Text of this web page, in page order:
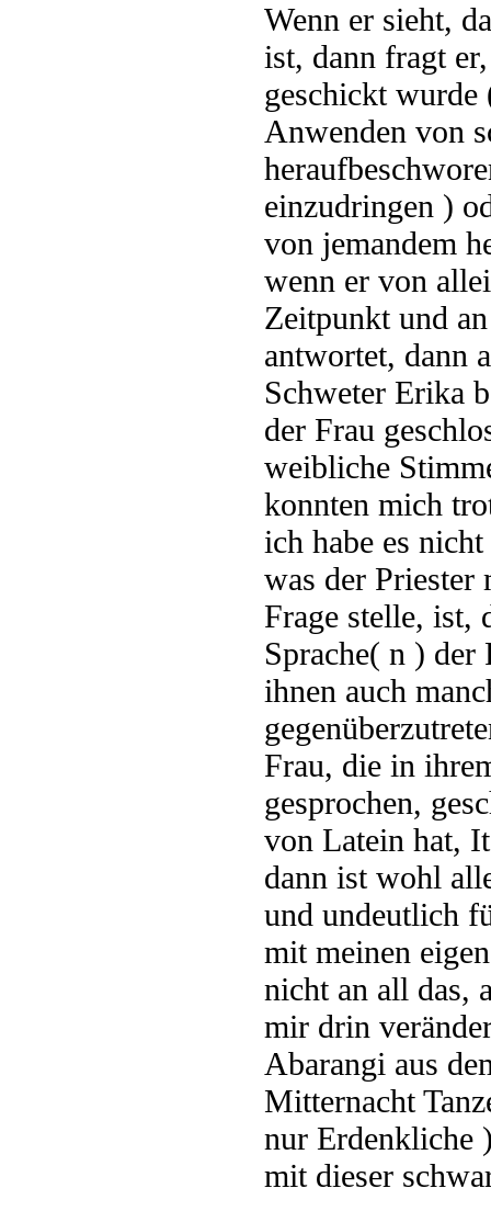
Wenn er sieht,
ist, dann fragt
geschickt wurde
Anwenden von
einzudringen )
von jemandem
wenn er von
Zeitpunkt und
antwortet, dann
Schweter Erika
der Frau
weibliche
konnten mich
ich habe es
was der Priester
Frage stelle, ist,
Sprache( n ) der
ihnen auch
Frau, die in
gesprochen,
von Latein hat,
dann ist wohl
und undeutlich
mit meinen
nicht an all das,
mir drin
Abarangi aus
Mitternacht
nur Erdenkliche
mit dieser